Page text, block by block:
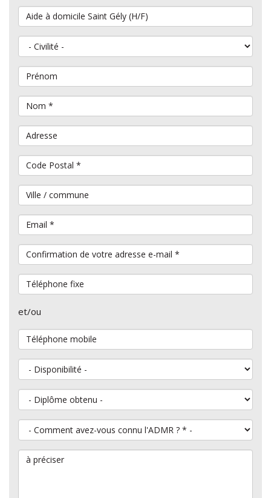
Vous souhaitez postuler au poste de
Civilité
Prénom
Nom*
Adresse
Code Postal*
Ville / commune
Email*
Confirmation de votre adresse e-mail*
Téléphone fixe
et/ou
Téléphone mobile
Disponibilité
Diplôme obtenu
Comment avez-vous connu l'ADMR ?*
à préciser